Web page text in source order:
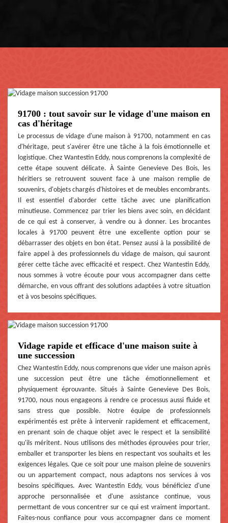
91700 : tout savoir sur le vidage d'une maison en
cas d'héritage
Le processus de vidage d'une maison à 91700, notamment en cas
d'héritage, peut s'avérer être une tâche à la fois émotionnelle et
logistique. Chez Wantestin Eddy, nous comprenons la complexité de
cette étape souvent délicate. À Sainte Genevieve Des Bois, les
héritiers se retrouvent souvent face à une maison remplie de
souvenirs, d'objets chargés d'histoires et de meubles encombrants.
Il est essentiel d'aborder cette tâche avec une planification
minutieuse. Commencez par trier les biens avec soin, en décidant
de ce qui est à conserver, à vendre ou à donner. Les brocantes
locales à 91700 peuvent être une excellente option pour se
débarrasser des objets en bon état. Pensez aussi à la possibilité de
faire appel à des professionnels du vidage de maison, qui sauront
gérer cette tâche avec efficacité et respect. Chez Wantestin Eddy,
nous sommes à votre écoute pour vous accompagner dans cette
démarche, en vous offrant des solutions adaptées à votre situation
et à vos besoins spécifiques.
Vidage rapide et efficace d'une maison suite à
une succession
Chez Wantestin Eddy, nous comprenons que vider une maison après
une succession peut être une tâche émotionnellement et
physiquement éprouvante. Situés à Sainte Genevieve Des Bois,
91700, nous nous engageons à rendre ce processus aussi fluide et
sans stress que possible. Notre équipe de professionnels
expérimentés est prête à intervenir rapidement et efficacement,
en prenant soin de chaque objet avec le respect et la sensibilité
qu'ils méritent. Nous utilisons des méthodes éprouvées pour trier,
emballer et transporter les biens en respectant vos souhaits et les
exigences légales. Que ce soit pour une maison pleine de souvenirs
ou un appartement compact, nous adaptons nos services à vos
besoins spécifiques. Avec Wantestin Eddy, vous bénéficiez d'une
approche personnalisée et d'une assistance continue, vous
permettant de vous concentrer sur ce qui est vraiment important.
Faites-nous confiance pour vous accompagner dans ce moment